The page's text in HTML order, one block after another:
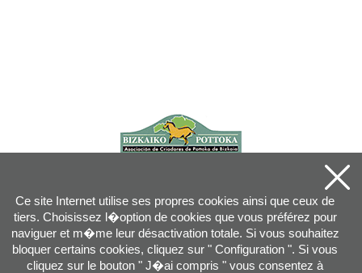
Ce site Internet utilise ses propres cookies ainsi que ceux de
tiers. Choisissez l�option de cookies que vous préférez pour
naviguer et m�me leur désactivation totale. Si vous souhaitez
bloquer certains cookies, cliquez sur " Configuration ". Si vous
cliquez sur le bouton " J�ai compris " vous consentez à